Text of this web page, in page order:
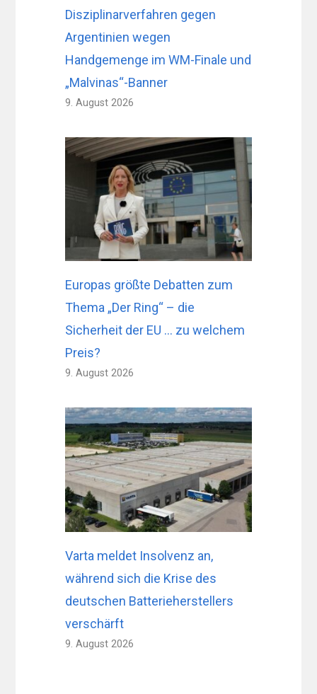
Disziplinarverfahren gegen
Argentinien wegen
Handgemenge im WM-Finale und
„Malvinas“-Banner
9. August 2026
Europas größte Debatten zum
Thema „Der Ring“ – die
Sicherheit der EU … zu welchem ​​
Preis?
9. August 2026
Varta meldet Insolvenz an,
während sich die Krise des
deutschen Batterieherstellers
verschärft
9. August 2026